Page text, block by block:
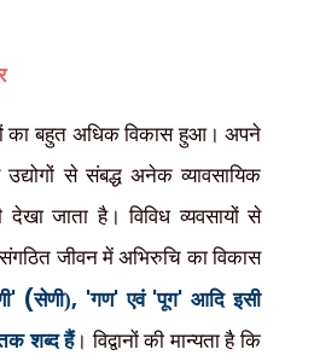
का बहुत अधिक विकास हुआ। अपने
से संबद्ध अनेक व्यावसायिक
देखा जाता है। विविध व्यवसायों से
जीवन में अभिरुचि का विकास
' (सेणी), 'गण'एवं 'पूग'आदि इसी
शब्द हैं। विद्वानों की मान्यता है कि